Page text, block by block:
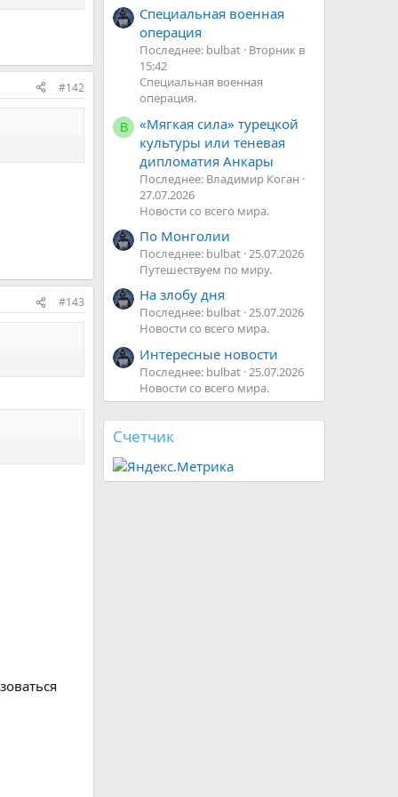
#142
#143
Специальная военная
операция
Последнее: bulbat Вторник в
15:42
Специальная военная
операция.
В
«Мягкая сила» турецкой
культуры или теневая
дипломатия Анкары
Последнее: Владимир Коган
27.07.2026
Новости со всего мира.
По Монголии
Последнее: bulbat 25.07.2026
Путешествуем по миру.
На злобу дня
Последнее: bulbat 25.07.2026
Новости со всего мира.
Интересные новости
Последнее: bulbat 25.07.2026
Новости со всего мира.
Счетчик